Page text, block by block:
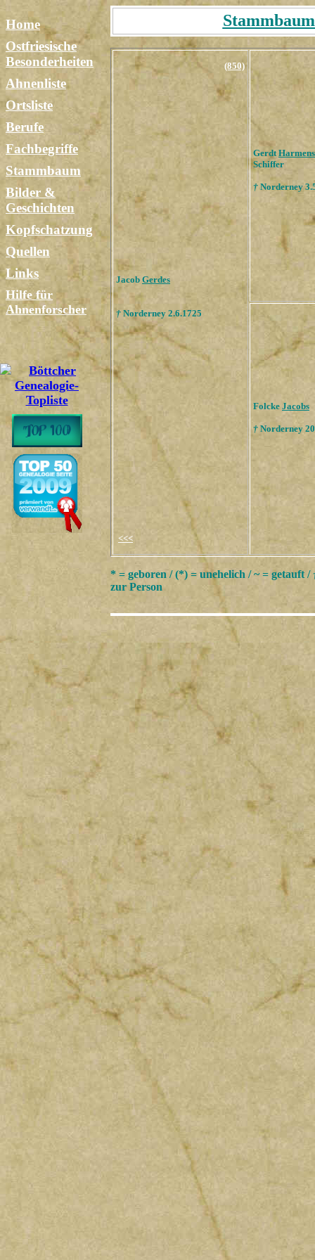
Home
Ostfriesische
Besonderheiten
Ahnenliste
Ortsliste
Berufe
Fachbegriffe
Stammbaum
Bilder &
Geschichten
Kopfschatzung
Quellen
Links
Hilfe für
Ahnenforscher
(850)
Jacob Gerdes
† Norderney 2.6.1725
<<<
GerdtHarmens
Schiffer
† Norderney
Folcke Jacobs
† Norderney
* = geboren / (*) = unehelich / ~ = getauft /
zur Person